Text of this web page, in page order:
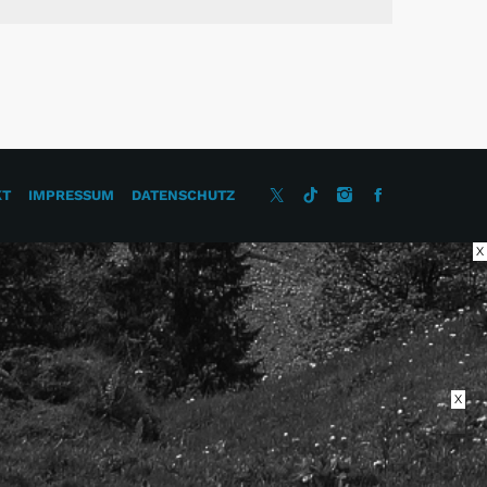
IMPRESSUM DATENSCHUTZ
X
X